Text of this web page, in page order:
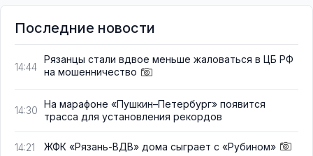
Последние новости
14:44
Рязанцы стали вдвое меньше жаловаться в ЦБ РФ
на мошенничество
14:30
На марафоне «Пушкин–Петербург» появится
трасса для установления рекордов
14:21 ЖФК «Рязань-ВДВ» дома сыграет с «Рубином»